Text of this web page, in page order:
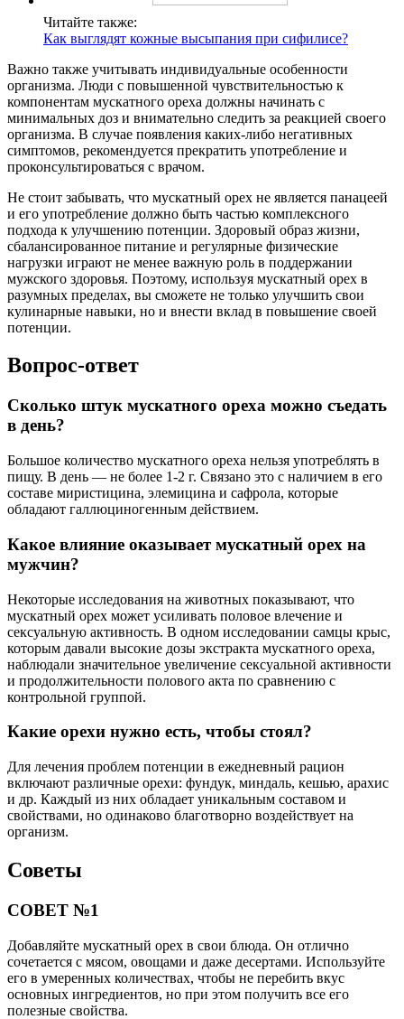
Читайте также:
Как выглядят кожные высыпания при сифилисе?
Важно также учитывать индивидуальные особенности
организма. Люди с повышенной чувствительностью к
компонентам мускатного ореха должны начинать с
минимальных доз и внимательно следить за реакцией своего
организма. В случае появления каких-либо негативных
симптомов, рекомендуется прекратить употребление и
проконсультироваться с врачом.
Не стоит забывать, что мускатный орех не является панацеей
и его употребление должно быть частью комплексного
подхода к улучшению потенции. Здоровый образ жизни,
сбалансированное питание и регулярные физические
нагрузки играют не менее важную роль в поддержании
мужского здоровья. Поэтому, используя мускатный орех в
разумных пределах, вы сможете не только улучшить свои
кулинарные навыки, но и внести вклад в повышение своей
потенции.
Вопрос-ответ
Сколько штук мускатного ореха можно съедать
в день?
Большое количество мускатного ореха нельзя употреблять в
пищу. В день — не более 1-2 г. Связано это с наличием в его
составе миристицина, элемицина и сафрола, которые
обладают галлюциногенным действием.
Какое влияние оказывает мускатный орех на
мужчин?
Некоторые исследования на животных показывают, что
мускатный орех может усиливать половое влечение и
сексуальную активность. В одном исследовании самцы крыс,
которым давали высокие дозы экстракта мускатного ореха,
наблюдали значительное увеличение сексуальной активности
и продолжительности полового акта по сравнению с
контрольной группой.
Какие орехи нужно есть, чтобы стоял?
Для лечения проблем потенции в ежедневный рацион
включают различные орехи: фундук, миндаль, кешью, арахис
и др. Каждый из них обладает уникальным составом и
свойствами, но одинаково благотворно воздействует на
организм.
Советы
СОВЕТ №1
Добавляйте мускатный орех в свои блюда. Он отлично
сочетается с мясом, овощами и даже десертами. Используйте
его в умеренных количествах, чтобы не перебить вкус
основных ингредиентов, но при этом получить все его
полезные свойства.